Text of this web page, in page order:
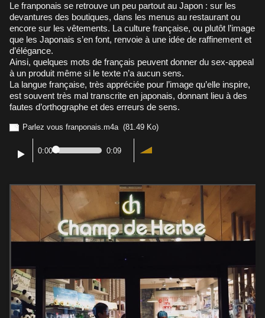
Le franponais se retrouve un peu partout au Japon : sur les
devantures des boutiques, dans les menus au restaurant ou
encore sur les vêtements. La culture française, ou plutôt l’image
que les Japonais s’en font, renvoie à une idée de raffinement et
d’élégance.
Ainsi, quelques mots de français peuvent donner du sex-appeal
à un produit même si le texte n’a aucun sens.
La langue française, très appréciée pour l’image qu’elle inspire,
est souvent très mal transcrite en japonais, donnant lieu à des
fautes d’orthographe et des erreurs de sens.
Parlez vous franponais.m4a (81.49 Ko)
0:00 0:09